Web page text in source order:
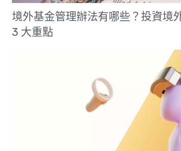
境外基金管理辦法有哪些？投資境
3 大重點